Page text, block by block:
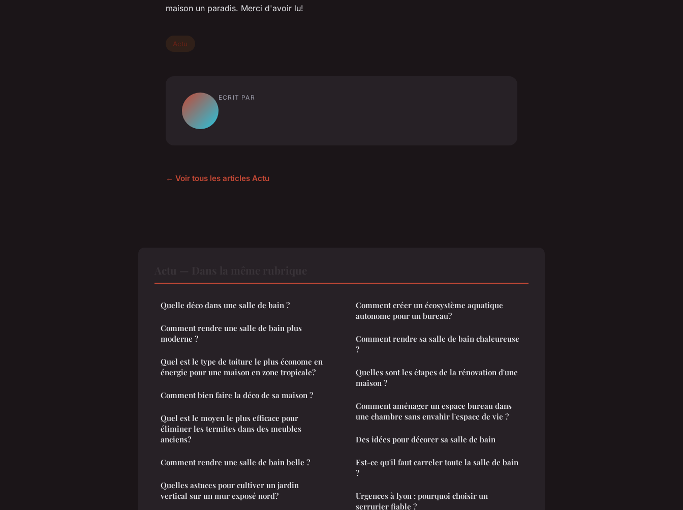
maison un paradis. Merci d'avoir lu!
Actu
ECRIT PAR
← Voir tous les articles Actu
Quelle déco dans une salle de bain ?
Comment rendre une salle de bain plus
moderne ?
Quel est le type de toiture le plus économe en
énergie pour une maison en zone tropicale?
Comment bien faire la déco de sa maison ?
Quel est le moyen le plus efficace pour
éliminer les termites dans des meubles
anciens?
Comment rendre une salle de bain belle ?
Quelles astuces pour cultiver un jardin
vertical sur un mur exposé nord?
Comment créer un écosystème aquatique
autonome pour un bureau?
Comment rendre sa salle de bain chaleureuse
?
Quelles sont les étapes de la rénovation d'une
maison ?
Comment aménager un espace bureau dans
une chambre sans envahir l'espace de vie ?
Des idées pour décorer sa salle de bain
Est-ce qu'il faut carreler toute la salle de bain
?
Urgences à lyon : pourquoi choisir un
serrurier fiable ?